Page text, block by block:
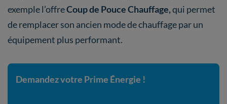
exemple l’offreCoup de Pouce Chauffage,qui permet
de remplacer son ancien mode de chauffage par un
équipement plus performant.
Demandez votre Prime Énergie !